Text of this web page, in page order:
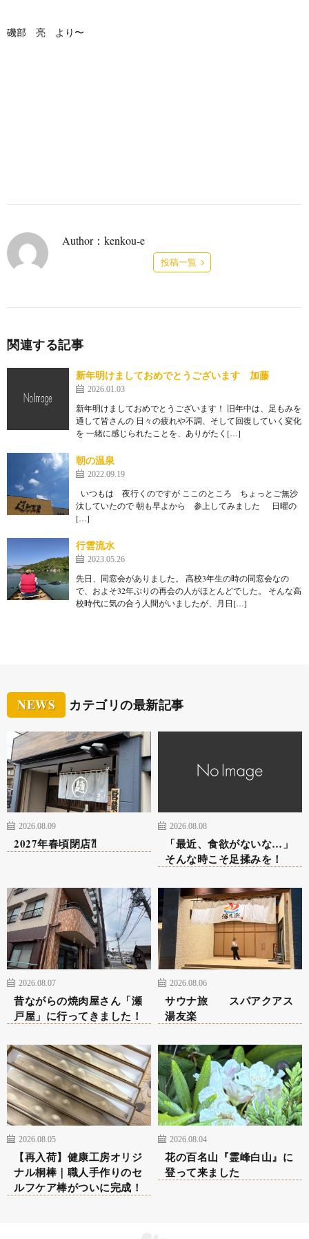
磯部 亮 より〜
Author：kenkou-e
投稿一覧
関連する記事
新年明けましておめでとうございます 加藤
2026.01.03
新年明けましておめでとうございます！ 旧年中は、足もみを
通して皆さんの 日々の疲れや不調、そして回復していく変化
を 一緒に感じられたことを、ありがたく[…]
朝の温泉
2022.09.19
いつもは 夜行くのですが ここのところ ちょっとご無沙
汰していたので 朝も早よから 参上してみました 日曜の
[…]
行雲流水
2023.05.26
先日、同窓会がありました。 高校3年生の時の同窓会なの
で、およそ32年ぶりの再会の人がほとんどでした。 そんな高
校時代に気の合う人間がいましたが、月日[…]
NEWS カテゴリの最新記事
2026.08.09
2027年春頃閉店⁈
2026.08.08
「最近、食欲がないな…」
そんな時こそ足揉みを！
2026.08.07
昔ながらの焼肉屋さん「瀬
戸屋」に行ってきました！
2026.08.06
サウナ旅 スパアクアス
湯友楽
2026.08.05
【再入荷】健康工房オリジ
ナル桐棒｜職人手作りのセ
ルフケア棒がついに完成！
2026.08.04
花の百名山『霊峰白山』に
登って来ました